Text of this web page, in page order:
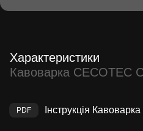
Характеристики
Кавоварка CECOTEC